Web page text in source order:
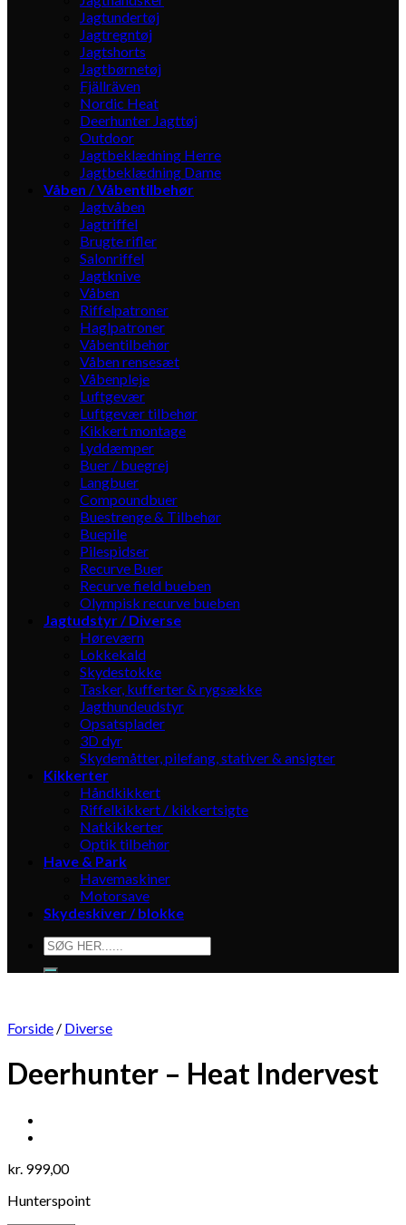
Jagtundertøj
Jagtregntøj
Jagtshorts
Jagtbørnetøj
Fjällräven
Nordic Heat
Deerhunter Jagttøj
Outdoor
Jagtbeklædning Herre
Jagtbeklædning Dame
Våben / Våbentilbehør
Jagtvåben
Jagtriffel
Brugte rifler
Salonriffel
Jagtknive
Våben
Riffelpatroner
Haglpatroner
Våbentilbehør
Våben rensesæt
Våbenpleje
Luftgevær
Luftgevær tilbehør
Kikkert montage
Lyddæmper
Buer / buegrej
Langbuer
Compoundbuer
Buestrenge & Tilbehør
Buepile
Pilespidser
Recurve Buer
Recurve field bueben
Olympisk recurve bueben
Jagtudstyr / Diverse
Høreværn
Lokkekald
Skydestokke
Tasker, kufferter & rygsække
Jagthundeudstyr
Opsatsplader
3D dyr
Skydemåtter, pilefang, stativer & ansigter
Kikkerter
Håndkikkert
Riffelkikkert / kikkertsigte
Natkikkerter
Optik tilbehør
Have & Park
Havemaskiner
Motorsave
Skydeskiver / blokke
Søg
efter:
Forside / Diverse
Deerhunter – Heat Indervest
kr. 999,00
Hunterspoint